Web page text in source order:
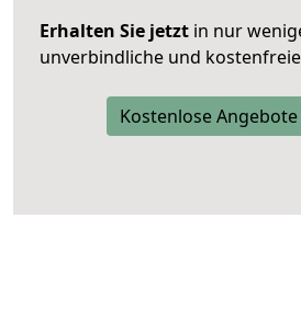
Erhalten Sie jetzt in nur
unverbindliche und
Kostenlose